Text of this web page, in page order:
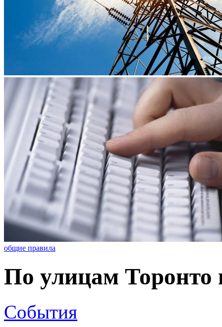
общие правила
По улицам Торонто
События